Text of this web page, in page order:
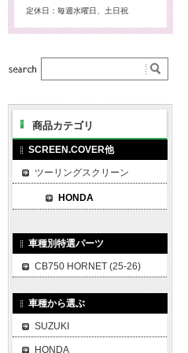
定休日：毎週水曜日、土日祝
商品カテゴリ
SCREEN.COVER他
ツーリングスクリーン
HONDA
車種別特選パーツ
CB750 HORNET (25-26)
車種から選ぶ
SUZUKI
HONDA